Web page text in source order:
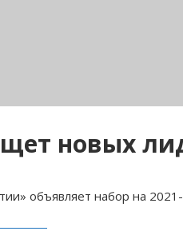
новых
объявляет набор на